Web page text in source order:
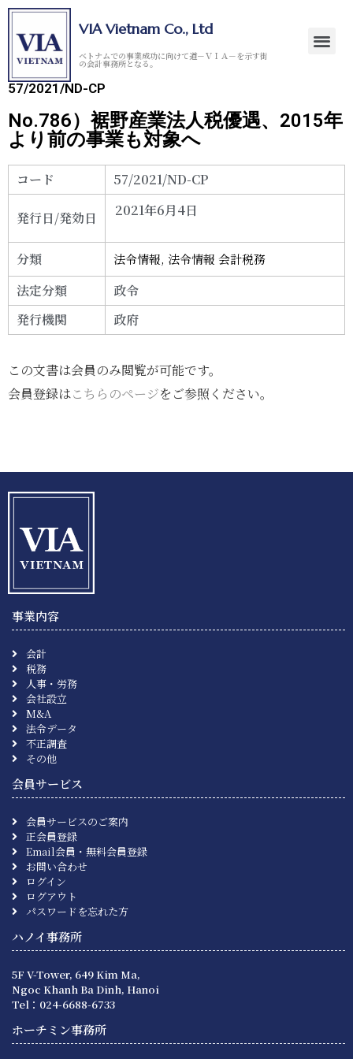
VIA Vietnam Co., Ltd
ベトナムでの事業成功に向けて道－ＶＩＡ－を示す街
の会計事務所となる。
57/2021/ND-CP
No.786）裾野産業法人税優遇、2015年
より前の事業も対象へ
コード 57/2021/ND-CP
発行日/発効日 2021年6月4日
分類 法令情報,法令情報 会計税務
法定分類
政令
発行機関
政府
この文書は会員のみ閲覧が可能です。
会員登録はこちらのページをご参照ください。
事業内容
会計
税務
人事・労務
会社設立
M&A
法令データ
不正調査
その他
会員サービス
会員サービスのご案内
正会員登録
Email会員・無料会員登録
お問い合わせ
ログイン
ログアウト
パスワードを忘れた方
ハノイ事務所
5F V-Tower, 649 Kim Ma,
Ngoc Khanh Ba Dinh, Hanoi
Tel：024-6688-6733
ホーチミン事務所